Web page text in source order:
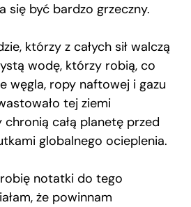
się być bardzo grzeczny.
którzy z całych sił walczą
wodę, którzy robią, co
węgla, ropy naftowej i gazu
tej ziemi
całą planetę przed
globalnego ocieplenia.
notatki do tego
że powinnam